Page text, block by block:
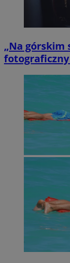
„Na górskim